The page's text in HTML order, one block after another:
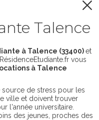
Talence
à Talence (33400)et
vous
à Talence
source de stress pour les
ville et doivent trouver
l'année universitaire.
des jeunes, proches des